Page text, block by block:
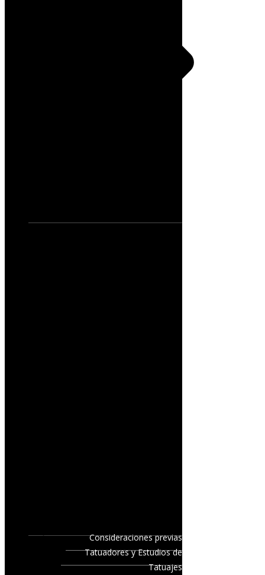
Consideraciones previas
Tatuadores y Estudios de
Tatuajes